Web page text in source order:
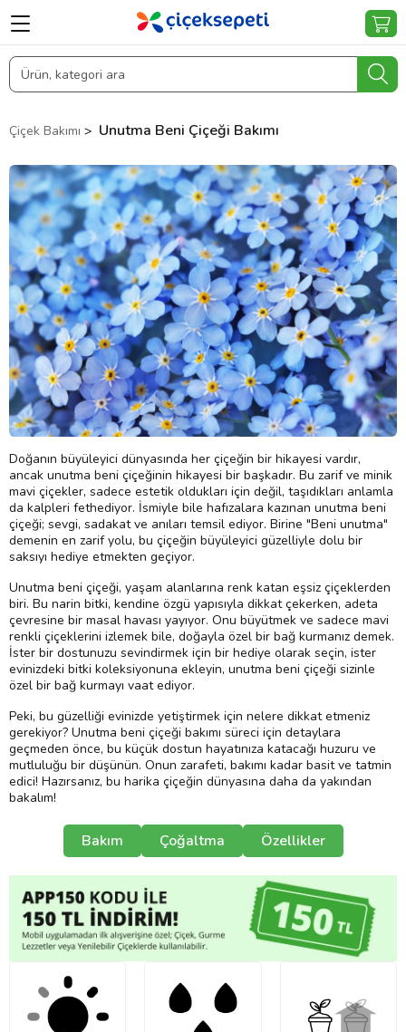
Çiçek Bakımı > Unutma Beni Çiçeği Bakımı
Doğanın büyüleyici dünyasında her çiçeğin bir hikayesi vardır,
ancak unutma beni çiçeğinin hikayesi bir başkadır. Bu zarif ve minik
mavi çiçekler, sadece estetik oldukları için değil, taşıdıkları anlamla
da kalpleri fethediyor. İsmiyle bile hafızalara kazınan unutma beni
çiçeği; sevgi, sadakat ve anıları temsil ediyor. Birine "Beni unutma"
demenin en zarif yolu, bu çiçeğin büyüleyici güzelliyle dolu bir
saksıyı hediye etmekten geçiyor.
Unutma beni çiçeği, yaşam alanlarına renk katan eşsiz çiçeklerden
biri. Bu narin bitki, kendine özgü yapısıyla dikkat çekerken, adeta
çevresine bir masal havası yayıyor. Onu büyütmek ve sadece mavi
renkli çiçeklerini izlemek bile, doğayla özel bir bağ kurmanız demek.
İster bir dostunuzu sevindirmek için bir hediye olarak seçin, ister
evinizdeki bitki koleksiyonuna ekleyin, unutma beni çiçeği sizinle
özel bir bağ kurmayı vaat ediyor.
Peki, bu güzelliği evinizde yetiştirmek için nelere dikkat etmeniz
gerekiyor? Unutma beni çiçeği bakımı süreci için detaylara
geçmeden önce, bu küçük dostun hayatınıza katacağı huzuru ve
mutluluğu bir düşünün. Onun zarafeti, bakımı kadar basit ve tatmin
edici! Hazırsanız, bu harika çiçeğin dünyasına daha da yakından
bakalım!
Bakım Çoğaltma Özellikler